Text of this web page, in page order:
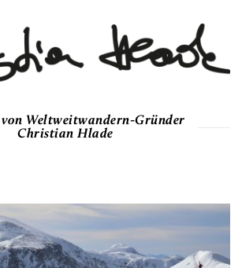
Weltweitwandern-Gründer
Christian Hlade